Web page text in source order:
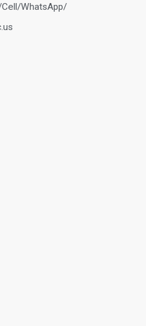
WhatsApp/